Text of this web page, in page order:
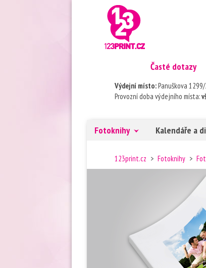
Časté dotazy
Výdejní místo:Panuškova
Provozní doba výdejního místa:
Fotoknihy Kalendáře a
123print.cz > Fotoknihy >